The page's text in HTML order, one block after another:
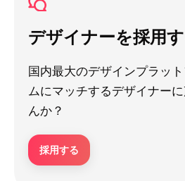
デザイナーを採用
国内最大のデザインプラッ
ムにマッチするデザイナー
んか？
採用する